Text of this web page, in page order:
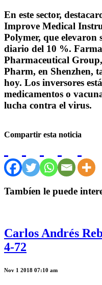
En este sector,
Improve Medical
Polymer, que elevaron
diario del 10 %.
Pharmaceutical
Pharm, en Shenzhen,
hoy. Los inversores
medicamentos o
lucha contra el virus.
Compartir esta noticia
Tambíen le puede
Carlos Andrés
4-72
Nov 1 2018 07:10 am